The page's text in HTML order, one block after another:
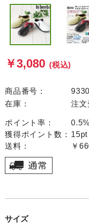
￥3,080 (税込)
商品番号：
在庫：
注文
ポイント率：
0.5%
獲得ポイント数： 15pt
送料：
￥
サイズ